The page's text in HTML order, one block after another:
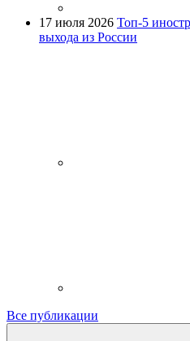
17 июля 2026 Топ-5
выхода из России
Все публикации